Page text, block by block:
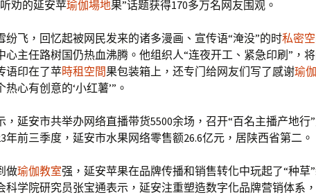
劝的延安苹瑜伽場地果”话题获得170多万名网友围观。
纷飞，回忆起被网民发来的诸多漫画、宣传语“淹没”的时私密
心主任路树国仍热血沸腾。他组织人“连夜开工、紧急印刷”，
语印在了苹時租空間果包装箱上，还专门给网友们写了感谢瑜
热心有创意的‘小红薯’”。
，延安市共举办网络直播带货5500余场，召开“百名主播产地行
年前三季度，延安市水果网络零售额26.6亿元，居陕西省第二。
做瑜伽教室强，延安苹果在品牌传播和销售转化中玩起了“种草
科学院研究员张宝通表示，延安注重塑造数字化品牌营销体系